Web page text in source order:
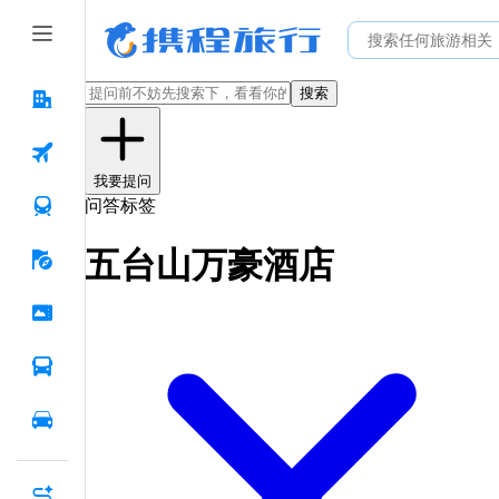
搜索
我要提问
问答标签
五台山万豪酒店